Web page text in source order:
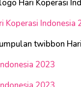
Hari Koperasi
Koperasi Indonesia
twibbon
2023